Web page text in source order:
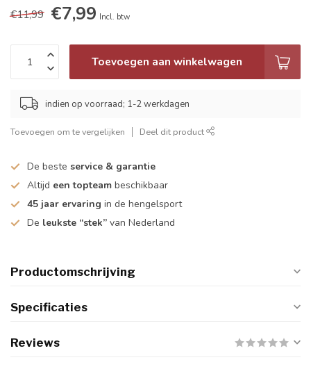
€11,99 €7,99 Incl. btw
Toevoegen aan winkelwagen
indien op voorraad; 1-2 werkdagen
Toevoegen om te vergelijken Deel dit product
De beste service & garantie
Altijd een topteam beschikbaar
45 jaar ervaring in de hengelsport
De leukste “stek” van Nederland
Productomschrijving
Specificaties
Reviews